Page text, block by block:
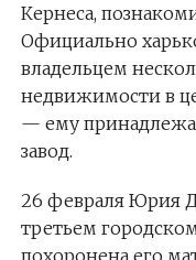
Кернеса,
Официально
владельцем
недвижимости в
— ему
завод.
26 февраля Юрия
третьем
похоронена его